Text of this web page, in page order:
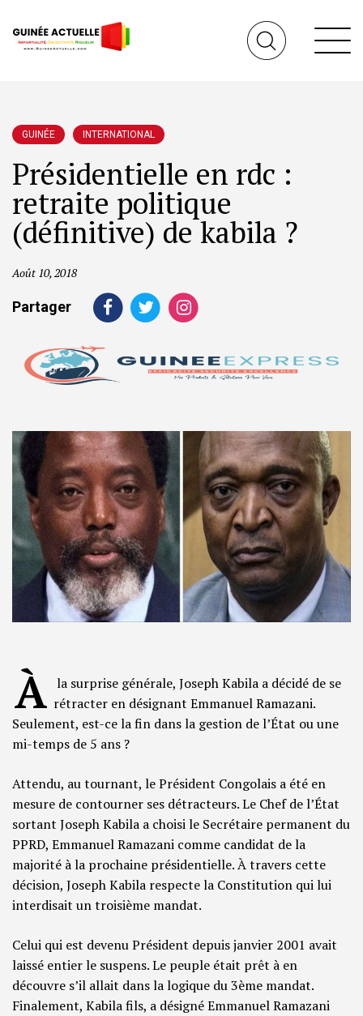
GUINÉE INTERNATIONAL
Présidentielle en rdc :
retraite politique
(définitive) de kabila ?
Août 10, 2018
Partager
À la surprise générale, Joseph Kabila a décidé de se
rétracter en désignant Emmanuel Ramazani.
Seulement, est-ce la fin dans la gestion de l’État ou une
mi-temps de 5 ans ?
Attendu, au tournant, le Président Congolais a été en
mesure de contourner ses détracteurs. Le Chef de l’État
sortant Joseph Kabila a choisi le Secrétaire permanent du
PPRD, Emmanuel Ramazani comme candidat de la
majorité à la prochaine présidentielle. À travers cette
décision, Joseph Kabila respecte la Constitution qui lui
interdisait un troisième mandat.
Celui qui est devenu Président depuis janvier 2001 avait
laissé entier le suspens. Le peuple était prêt à en
découvre s’il allait dans la logique du 3ème mandat.
Finalement, Kabila fils, a désigné Emmanuel Ramazani